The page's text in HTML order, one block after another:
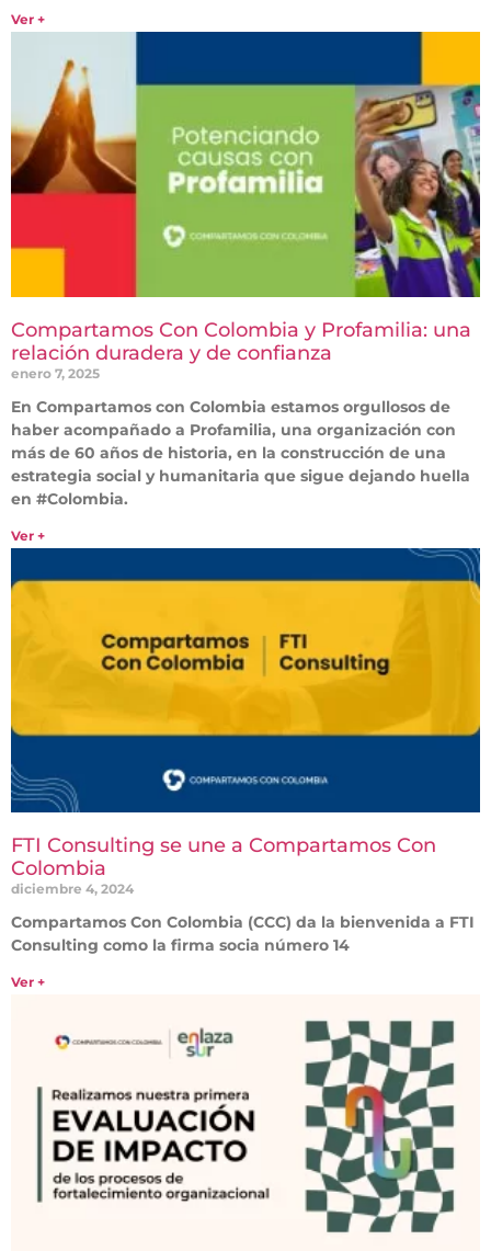
Ver +
Compartamos Con Colombia y Profamilia: una
relación duradera y de confianza
enero 7, 2025
En Compartamos con Colombia estamos orgullosos de
haber acompañado a Profamilia, una organización con
más de 60 años de historia, en la construcción de una
estrategia social y humanitaria que sigue dejando huella
en #Colombia.
Ver +
FTI Consulting se une a Compartamos Con
Colombia
diciembre 4, 2024
Compartamos Con Colombia (CCC) da la bienvenida a FTI
Consulting como la firma socia número 14
Ver +